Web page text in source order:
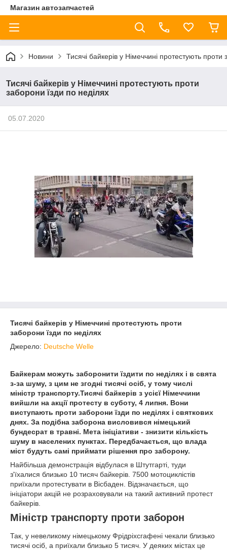
Магазин автозапчастей
Новини Тисячі байкерів у Німеччині протестують проти
Тисячі байкерів у Німеччині протестують проти
заборони їзди по неділях
05.07.2020
Тисячі байкерів у Німеччині протестують проти
заборони їзди по неділях
Джерело: Deutsche Welle
Байкерам можуть заборонити їздити по неділях і в свята
з-за шуму, з цим не згодні тисячі осіб, у тому числі
міністр транспорту.Тисячі байкерів з усієї Німеччини
вийшли на акції протесту в суботу, 4 липня. Вони
виступають проти заборони їзди по неділях і святкових
днях. За подібна заборона висловився німецький
бундесрат в травні. Мета ініціативи - знизити кількість
шуму в населених пунктах. Передбачається, що влада
міст будуть самі приймати рішення про заборону.
Найбільша демонстрація відбулася в Штутгарті, туди
з'їхалися близько 10 тисяч байкерів. 7500 мотоциклістів
приїхали протестувати в Вісбаден. Відзначається, що
ініціатори акцій не розраховували на такий активний протест
байкерів.
Міністр транспорту проти заборон
Так, у невеликому німецькому Фрідріхсгафені чекали близько
тисячі осіб, а приїхали близько 5 тисяч. У деяких містах це